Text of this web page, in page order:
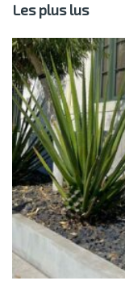
Les plus lus